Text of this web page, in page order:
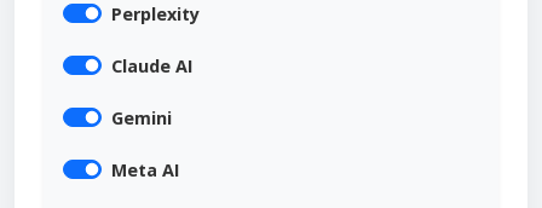
Perplexity
Claude AI
Gemini
Meta AI